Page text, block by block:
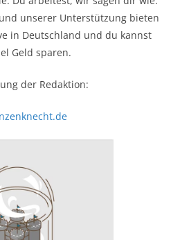
unserer Unterstützung bieten
in Deutschland und du kannst
Geld sparen.
der Redaktion: